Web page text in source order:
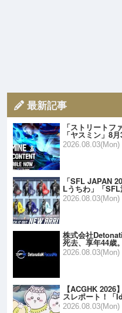
最新記事
「ストリートフ
「ヤスミン」8
2026.08.03(Mon)
「SFL JAPAN
Lうちわ」「
2026.08.03(Mon)
株式会社
死去、享年44歳。
2026.08.03(Mon)
【ACGHK
スレポート！
2026.08.03(Mon)